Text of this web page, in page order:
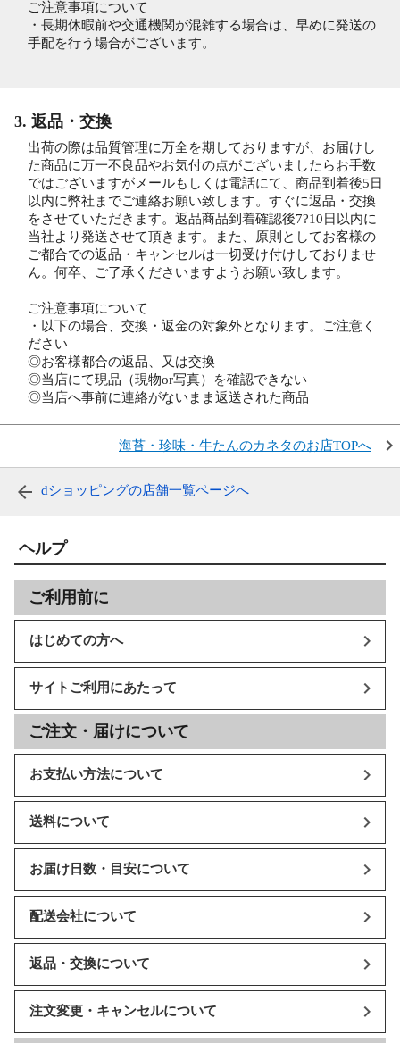
ご注意事項について
・長期休暇前や交通機関が混雑する場合は、早めに発送の
手配を行う場合がございます。
3. 返品・交換
出荷の際は品質管理に万全を期しておりますが、お届けし
た商品に万一不良品やお気付の点がございましたらお手数
ではございますがメールもしくは電話にて、商品到着後5日
以内に弊社までご連絡お願い致します。すぐに返品・交換
をさせていただきます。返品商品到着確認後7?10日以内に
当社より発送させて頂きます。また、原則としてお客様の
ご都合での返品・キャンセルは一切受け付けしておりませ
ん。何卒、ご了承くださいますようお願い致します。
ご注意事項について
・以下の場合、交換・返金の対象外となります。ご注意く
ださい
◎お客様都合の返品、又は交換
◎当店にて現品（現物or写真）を確認できない
◎当店へ事前に連絡がないまま返送された商品
海苔・珍味・牛たんのカネタのお店TOPへ
dショッピングの店舗一覧ページへ
ヘルプ
ご利用前に
はじめての方へ
サイトご利用にあたって
ご注文・届けについて
お支払い方法について
送料について
お届け日数・目安について
配送会社について
返品・交換について
注文変更・キャンセルについて